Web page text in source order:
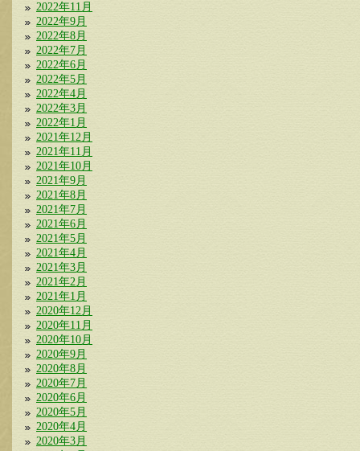
2022年11月
2022年9月
2022年8月
2022年7月
2022年6月
2022年5月
2022年4月
2022年3月
2022年1月
2021年12月
2021年11月
2021年10月
2021年9月
2021年8月
2021年7月
2021年6月
2021年5月
2021年4月
2021年3月
2021年2月
2021年1月
2020年12月
2020年11月
2020年10月
2020年9月
2020年8月
2020年7月
2020年6月
2020年5月
2020年4月
2020年3月